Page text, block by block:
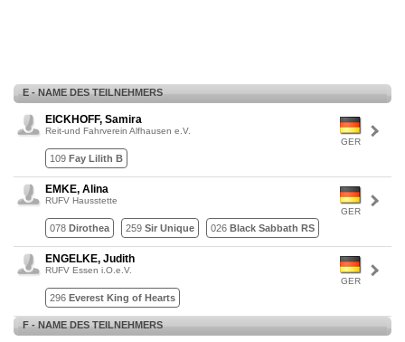
E - NAME DES TEILNEHMERS
GER
EICKHOFF, Samira
Reit-und Fahrverein Alfhausen e.V.
109 Fay Lilith B
GER
EMKE, Alina
RUFV Hausstette
078 Dirothea 259 Sir Unique 026 Black Sabbath RS
GER
ENGELKE, Judith
RUFV Essen i.O.e.V.
296 Everest King of Hearts
F - NAME DES TEILNEHMERS